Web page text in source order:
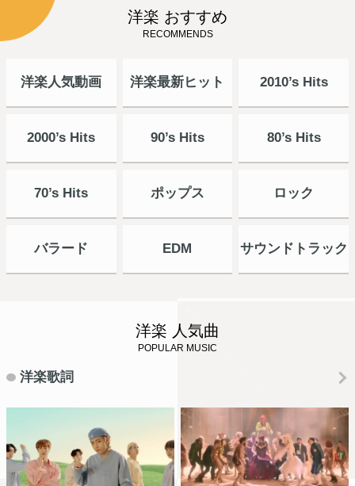
洋楽 おすすめ
RECOMMENDS
洋楽人気動画 洋楽最新ヒット 2010’s Hits
2000’s Hits 90’s Hits 80’s Hits
70’s Hits ポップス ロック
バラード EDM サウンドトラック
洋楽 人気曲
POPULAR MUSIC
洋楽歌詞